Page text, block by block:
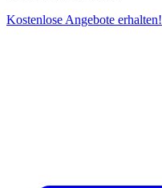
Kostenlose Angebote erhalten!